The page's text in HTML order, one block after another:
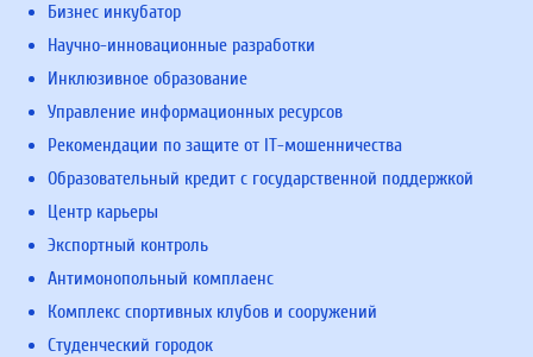
Бизнес инкубатор
Научно-инновационные разработки
Инклюзивное образование
Управление информационных ресурсов
Рекомендации по защите от IT-мошенничества
Образовательный кредит с государственной поддержкой
Центр карьеры
Экспортный контроль
Антимонопольный комплаенс
Комплекс спортивных клубов и сооружений
Студенческий городок